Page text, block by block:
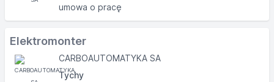
umowa o pracę
Elektromonter
CARBOAUTOMATYKA SA
Tychy